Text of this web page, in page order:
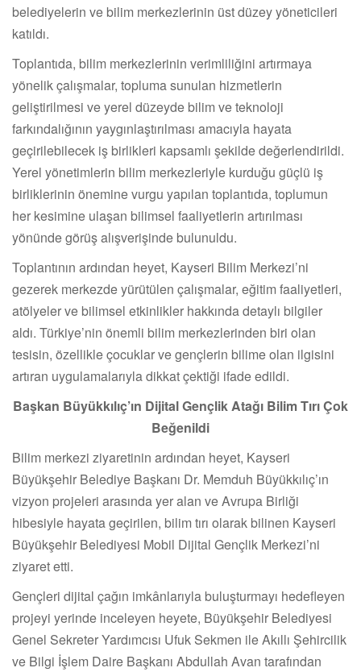
belediyelerin ve bilim merkezlerinin üst düzey yöneticileri
katıldı.
Toplantıda, bilim merkezlerinin verimliliğini artırmaya
yönelik çalışmalar, topluma sunulan hizmetlerin
geliştirilmesi ve yerel düzeyde bilim ve teknoloji
farkındalığının yaygınlaştırılması amacıyla hayata
geçirilebilecek iş birlikleri kapsamlı şekilde değerlendirildi.
Yerel yönetimlerin bilim merkezleriyle kurduğu güçlü iş
birliklerinin önemine vurgu yapılan toplantıda, toplumun
her kesimine ulaşan bilimsel faaliyetlerin artırılması
yönünde görüş alışverişinde bulunuldu.
Toplantının ardından heyet, Kayseri Bilim Merkezi’ni
gezerek merkezde yürütülen çalışmalar, eğitim faaliyetleri,
atölyeler ve bilimsel etkinlikler hakkında detaylı bilgiler
aldı. Türkiye’nin önemli bilim merkezlerinden biri olan
tesisin, özellikle çocuklar ve gençlerin bilime olan ilgisini
artıran uygulamalarıyla dikkat çektiği ifade edildi.
Başkan Büyükkılıç’ın Dijital Gençlik Atağı Bilim Tırı Çok
Beğenildi
Bilim merkezi ziyaretinin ardından heyet, Kayseri
Büyükşehir Belediye Başkanı Dr. Memduh Büyükkılıç’ın
vizyon projeleri arasında yer alan ve Avrupa Birliği
hibesiyle hayata geçirilen, bilim tırı olarak bilinen Kayseri
Büyükşehir Belediyesi Mobil Dijital Gençlik Merkezi’ni
ziyaret etti.
Gençleri dijital çağın imkânlarıyla buluşturmayı hedefleyen
projeyi yerinde inceleyen heyete, Büyükşehir Belediyesi
Genel Sekreter Yardımcısı Ufuk Sekmen ile Akıllı Şehircilik
ve Bilgi İşlem Daire Başkanı Abdullah Avan tarafından